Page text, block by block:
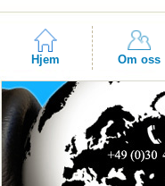
Hjem Om oss